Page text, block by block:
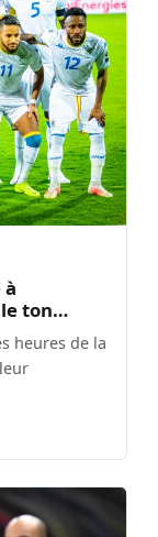
à
le ton…
heures de la